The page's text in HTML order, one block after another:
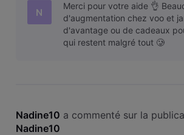
N
Merci pour votre aide 👌
d'augmentation chez voo et
d'avantage ou de cadeaux
qui restent malgré tout 🥲
Nadine10 a commenté sur la
Nadine10